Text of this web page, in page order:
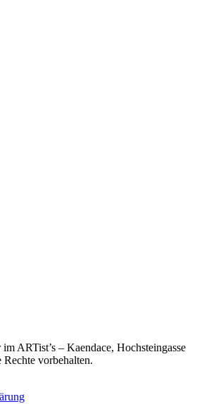
ARTist’s – Kaendace, Hochsteingasse
vorbehalten.